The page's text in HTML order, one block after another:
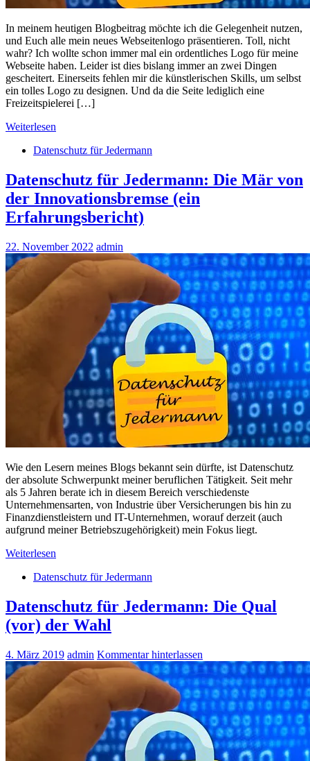
In meinem heutigen Blogbeitrag möchte ich die Gelegenheit nutzen,
und Euch alle mein neues Webseitenlogo präsentieren. Toll, nicht
wahr? Ich wollte schon immer mal ein ordentliches Logo für meine
Webseite haben. Leider ist dies bislang immer an zwei Dingen
gescheitert. Einerseits fehlen mir die künstlerischen Skills, um selbst
ein tolles Logo zu designen. Und da die Seite lediglich eine
Freizeitspielerei […]
Weiterlesen
Datenschutz für Jedermann
Datenschutz für Jedermann: Die Mär von
der Innovationsbremse (ein
Erfahrungsbericht)
22. November 2022 admin
Wie den Lesern meines Blogs bekannt sein dürfte, ist Datenschutz
der absolute Schwerpunkt meiner beruflichen Tätigkeit. Seit mehr
als 5 Jahren berate ich in diesem Bereich verschiedenste
Unternehmensarten, von Industrie über Versicherungen bis hin zu
Finanzdienstleistern und IT-Unternehmen, worauf derzeit (auch
aufgrund meiner Betriebszugehörigkeit) mein Fokus liegt.
Weiterlesen
Datenschutz für Jedermann
Datenschutz für Jedermann: Die Qual
(vor) der Wahl
4. März 2019 admin Kommentar hinterlassen